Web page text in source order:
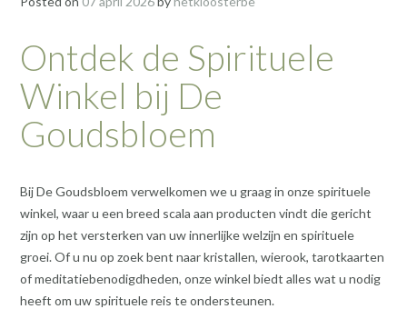
Ontdek de Spirituele
Winkel bij De
Goudsbloem
Bij De Goudsbloem verwelkomen we u graag in onze spirituele
winkel, waar u een breed scala aan producten vindt die gericht
zijn op het versterken van uw innerlijke welzijn en spirituele
groei. Of u nu op zoek bent naar kristallen, wierook, tarotkaarten
of meditatiebenodigdheden, onze winkel biedt alles wat u nodig
heeft om uw spirituele reis te ondersteunen.